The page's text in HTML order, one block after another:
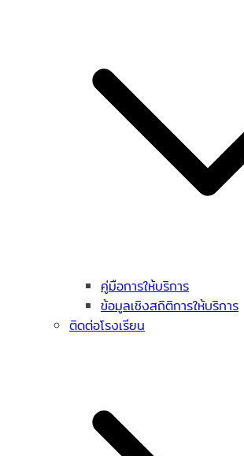
คู่มือการให้บริการ
ข้อมูลเชิงสถิติการให้บริการ
ติดต่อโรงเรียน